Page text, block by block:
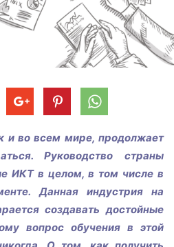
и во всем мире, продолжает
Руководство страны
ИКТ в целом, в том числе в
Данная индустрия на
создавать достойные
вопрос обучения в этой